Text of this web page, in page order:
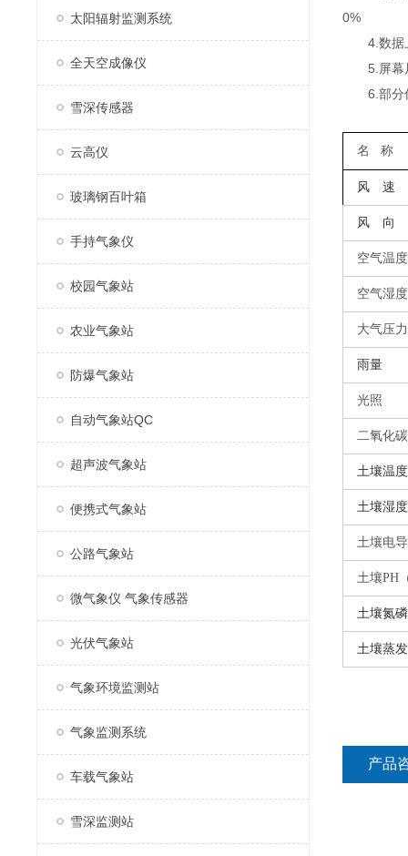
太阳辐射监测系统
全天空成像仪
雪深传感器
云高仪
玻璃钢百叶箱
手持气象仪
校园气象站
农业气象站
防爆气象站
自动气象站QC
超声波气象站
便携式气象站
公路气象站
微气象仪 气象传感器
光伏气象站
气象环境监测站
气象监测系统
车载气象站
雪深监测站
0%
4.数据上
5.屏幕尺
6.部分
名 称
风 速
风 向
空气温度
空气湿度
大气压力
雨量
光照
二氧化碳
土壤温度
土壤湿度
土壤电
土壤PH
土壤氮
土壤蒸
产品